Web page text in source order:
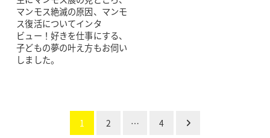
マンモス絶滅の原因、マンモ
ス復活についてインタ
ビュー！好きを仕事にする、
子どもの夢の叶え方もお伺い
しました。
1 2 … 4